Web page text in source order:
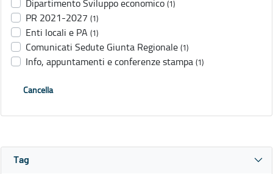
Dipartimento Sviluppo economico (1)
PR 2021-2027 (1)
Enti locali e PA (1)
Comunicati Sedute Giunta Regionale (1)
Info, appuntamenti e conferenze stampa (1)
Cancella
Tag